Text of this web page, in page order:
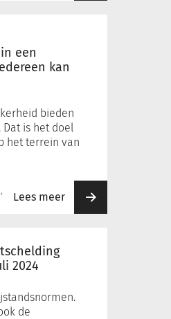
een
kan
bieden
is het doel
het terrein van
Lees meer
2024
de